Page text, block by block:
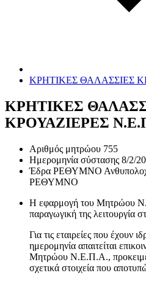
ΚΡΗΤΙΚΕΣ ΘΑΛΑΣΣΙΕΣ
ΚΡΗΤΙΚΕΣ
ΚΡΟΥΑΖΙΕΡΕΣ
Αριθμός μητρώου 755
Ημερομηνία σύστασης 8/2/
Έδρα ΡΕΘΥΜΝΟ
ΡΕΘΥΜΝΟ
Η εφαρμογή του Μητρώου
παραγωγική της λειτουργία
Για τις εταιρείες που έχουν
ημερομηνία απαιτείται
Μητρώου Ν.Ε.Π.Α.,
σχετικά στοιχεία που